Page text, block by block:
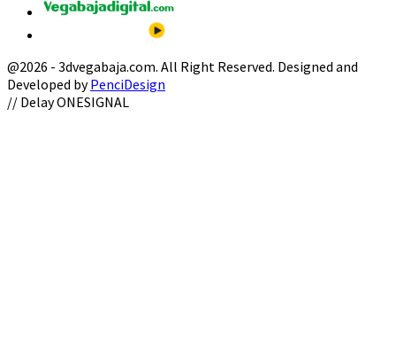
@2026 - 3dvegabaja.com. All Right Reserved. Designed and
Developed byPenciDesign
Facebook
Twitter
Instagram
Youtube
Email
// Delay ONESIGNAL